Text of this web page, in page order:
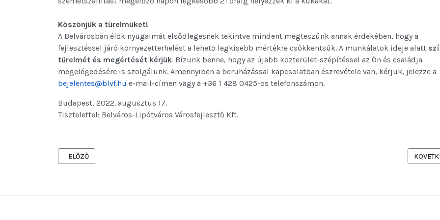
Köszönjük a türelmüket!
A Belvárosban élők nyugalmát elsődlegesnek tekintve mindent megteszünk annak érdekében, hogy a
fejlesztéssel járó környezetterhelést a lehető legkisebb mértékre csökkentsük. A munkálatok ideje alatt
türelmét és megértését kérjük. Bízunk benne, hogy az újabb közterület-szépítéssel az Ön és családja
megelégedésére is szolgálunk. Amennyiben a beruházással kapcsolatban észrevétele van, kérjük, jelezze a
bejelentes@blvf.hu e-mail-címen vagy a +36 1 428 0425-ös telefonszámon.
Budapest, 2022. augusztus 17.
Tisztelettel: Belváros-Lipótváros Városfejlesztő Kft.
ELŐZŐ CIKK: TÁJÉKOZTATÁS A HILD TÉRI JÁTSZÓTÉR ÉS KÖRNYÉKÉNEK MEGÚJÍTÁSÁRÓL, IDEIGLENES FORGALMI
ELŐZŐ